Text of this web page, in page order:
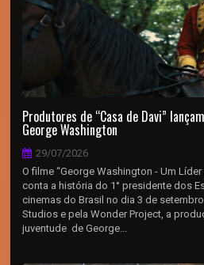
Produtores de “Casa de Davi”
George Washington
29/07/2026
O filme “George Washington - Um
conta a história do 1° presidente dos
cinemas do Brasil no dia 3 de
Studios e pela Wonder Project, a
juventude de George...